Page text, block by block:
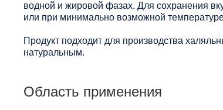
водной и жировой фазах. Для сохранения
или при минимально возможной
Продукт подходит для производства
натуральным.
Область применения